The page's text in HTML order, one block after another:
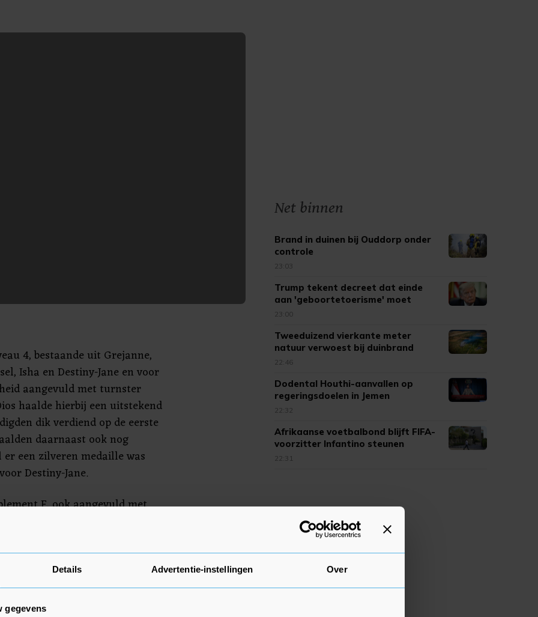
Details Advertentie-instellingen Over
gegevens
4, bestaande uit Grejanne,
Isha en Destiny-Jane en voor
aangevuld met turnster
haalde hierbij een uitstekend
dik verdiend op de eerste
daarnaast ook nog
een zilveren medaille was
Destiny-Jane.
F, ook aangevuld met
Gwenn haar bronzen
aanvulde met individueel
van de kwalificatiereeks door
informatie over deze
van de Vlissingse Turn
www.vtv-vlissingen.nl.
Net binnen
Brand in duinen bij Ouddorp onder
controle
23:03
Trump tekent decreet dat einde
aan 'geboortetoerisme' moet
maken
23:00
Tweeduizend vierkante meter
natuur verwoest bij duinbrand
Ouddorp
22:46
Dodental Houthi-aanvallen op
regeringsdoelen in Jemen
opgelopen
22:32
Afrikaanse voetbalbond blijft FIFA-
voorzitter Infantino steunen
22:31